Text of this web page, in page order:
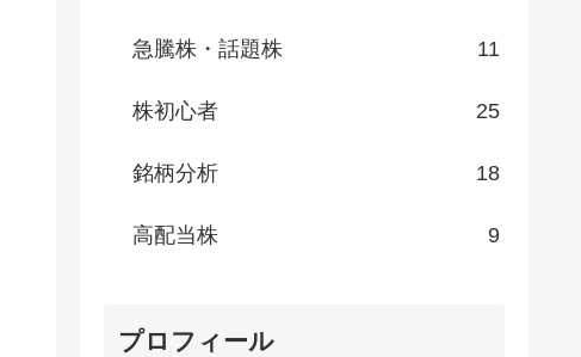
急騰株・話題株 11
株初心者 25
銘柄分析 18
高配当株 9
プロフィール